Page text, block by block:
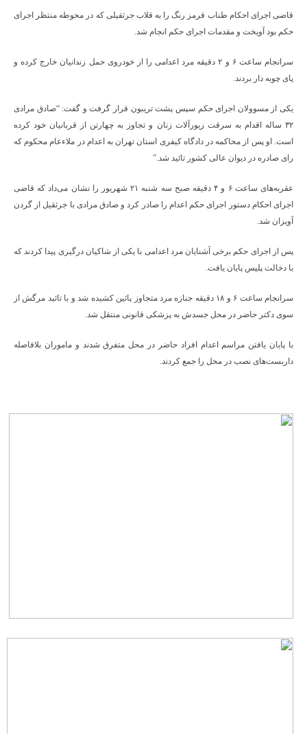
قاضی اجرای احکام طناب قرمز رنگ را به قلاب جرثقیلی که در محوطه منتظر اجرای
حکم بود آویخت و مقدمات اجرای حکم انجام شد.
سرانجام ساعت ۶ و ۲ دقیقه مرد اعدامی را از خودروی حمل زندانیان خارج کرده و
پای چوبه دار بردند.
یکی از مسوولان اجرای حکم سپس پشت تریبون قرار گرفت و گفت: “صادق مرادی
۳۲ ساله اقدام به سرقت زیورآلات زنان و تجاوز به چهارتن از قربانیان خود کرده
است. او پس از محاکمه در دادگاه کیفری استان تهران به اعدام در ملاءعام محکوم که
رای صادره در دیوان عالی کشور تائید شد.”
عقربه‌های ساعت ۶ و ۴ دقیقه صبح سه شنبه ۲۱ شهریور را نشان می‌داد که قاضی
اجرای احکام دستور اجرای حکم اعدام را صادر کرد و صادق مرادی با جرثقیل از گردن
آویزان شد.
پس از اجرای حکم برخی آشنایان مرد اعدامی با یکی از شاکیان درگیری پیدا کردند که
با دخالت پلیس پایان یافت.
سرانجام ساعت ۶ و ۱۸ دقیقه جنازه مرد متجاوز پائین کشیده شد و با تائید مرگش از
سوی دکتر حاضر در محل جسدش به پزشکی قانونی منتقل شد.
با پایان یافتن مراسم اعدام افراد حاضر در محل متفرق شدند و ماموران بلافاصله
داربست‌های نصب در محل را جمع کردند.